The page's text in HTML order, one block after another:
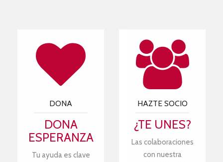
DONA
DONA
ESPERANZA
Tu ayuda es clave
HAZTE SOCIO
¿TE UNES?
Las colaboraciones
con nuestra